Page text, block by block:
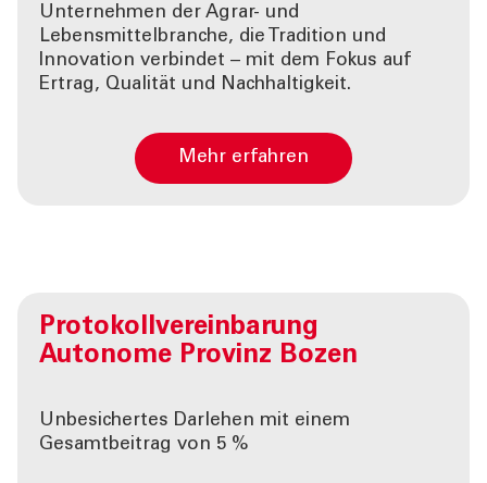
Unternehmen der Agrar- und
Lebensmittelbranche, die Tradition und
Innovation verbindet – mit dem Fokus auf
Ertrag, Qualität und Nachhaltigkeit.
Mehr erfahren
Protokollvereinbarung
Autonome Provinz Bozen
Unbesichertes Darlehen mit einem
Gesamtbeitrag von 5 %